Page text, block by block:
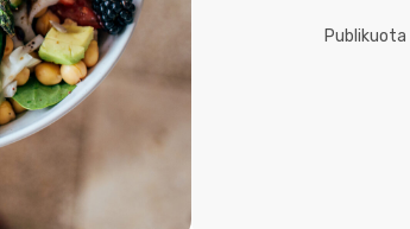
Publikuota